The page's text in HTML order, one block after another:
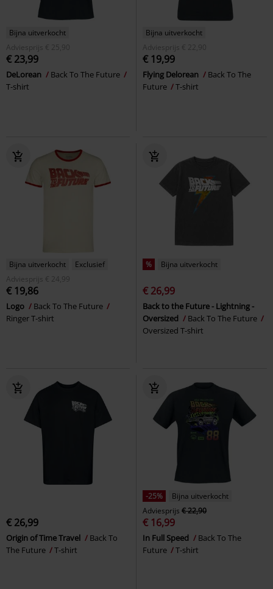
Bijna uitverkocht
Adviesprijs
€ 25,90
€ 23,99
DeLorean
Back To The Future
T-shirt
Bijna uitverkocht
Adviesprijs
€ 22,90
€ 19,99
Flying Delorean
Back To The
Future
T-shirt
Bijna uitverkocht
Exclusief
Adviesprijs
€ 24,99
€ 19,86
Logo
Back To The Future
Ringer T-shirt
% Bijna uitverkocht
€ 26,99
Back to the Future - Lightning -
Oversized
Back To The Future
Oversized T-shirt
€ 26,99
Origin of Time Travel
Back To
The Future
T-shirt
-25%
Bijna uitverkocht
Adviesprijs € 22,90
€ 16,99
In Full Speed
Back To The
Future
T-shirt